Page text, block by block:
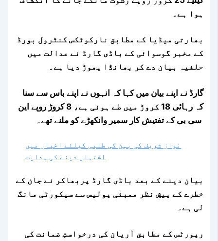
ہوا ہے۔
بھارتی میڈیا کے مطابق نارکوٹکس کنٹرول بورڈ
کے مخبر گوسوائی کے باڈی گارڈ نے عدالت میں
حلفیہ بیان دے کر بھانڈا پھوڑ دیا ہے۔
گارڈ نے اپنے بیان میں کہا کہ انہوں نے اپنے باس سے سنا
کہ رہائی 18 کروڑ میں طے ہوئی ہے، 8 کروڑ روپے این
سی بی کے تفتیش کار سمیر وانکھڑے کو ملنے تھے۔
نواز شریف کی بہن کی طلبی کیلئے اخبار میں
اشتہار دینے کی ہدایت
بیان دینے کے بعد باڈی گارڈ پربھاکر نے جان کے
خطرے کے پیشِ نظر ممبئی پولیس سے سیکورٹی مانگ
لی ہے۔
رپورٹس کے مطابق آریان کی درخواستِ ضمانت کی